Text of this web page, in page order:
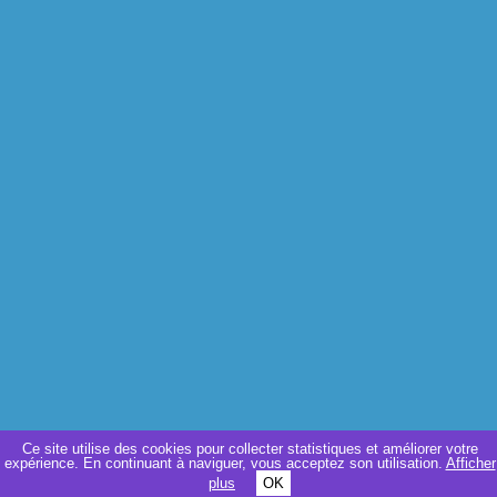
Ce site utilise des cookies pour collecter statistiques et améliorer votre
expérience. En continuant à naviguer, vous acceptez son utilisation. Afficher
plus
OK